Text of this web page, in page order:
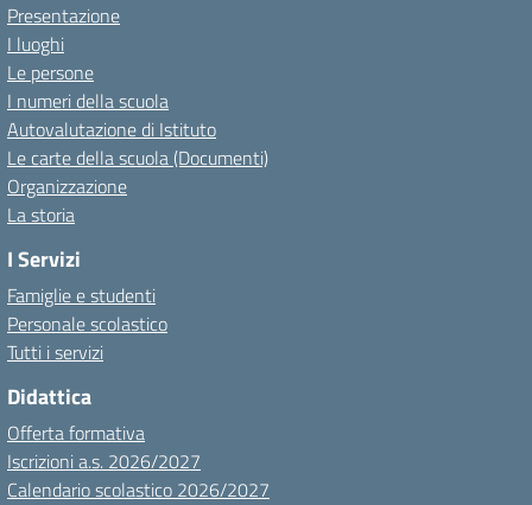
Presentazione
I luoghi
Le persone
I numeri della scuola
Autovalutazione di Istituto
Le carte della scuola (Documenti)
Organizzazione
La storia
I Servizi
Famiglie e studenti
Personale scolastico
Tutti i servizi
Didattica
Offerta formativa
Iscrizioni a.s. 2026/2027
Calendario scolastico 2026/2027